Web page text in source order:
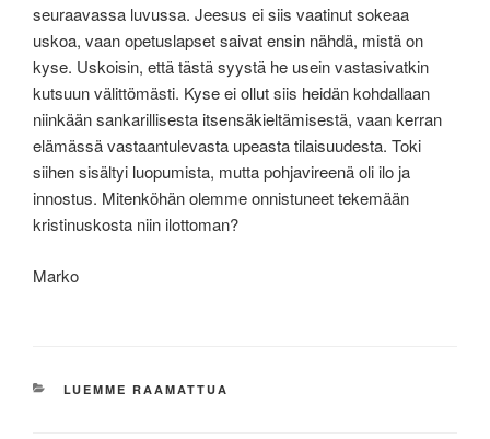
seuraavassa luvussa. Jeesus ei siis vaatinut sokeaa
uskoa, vaan opetuslapset saivat ensin nähdä, mistä on
kyse. Uskoisin, että tästä syystä he usein vastasivatkin
kutsuun välittömästi. Kyse ei ollut siis heidän kohdallaan
niinkään sankarillisesta itsensäkieltämisestä, vaan kerran
elämässä vastaantulevasta upeasta tilaisuudesta. Toki
siihen sisältyi luopumista, mutta pohjavireenä oli ilo ja
innostus. Mitenköhän olemme onnistuneet tekemään
kristinuskosta niin ilottoman?
Marko
KATEGORIAT
LUEMME RAAMATTUA